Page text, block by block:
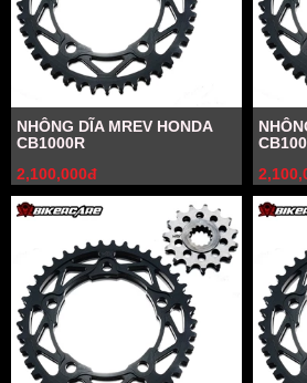
NHÔNG DĨA MREV HONDA
CB1000R
2,100,000đ